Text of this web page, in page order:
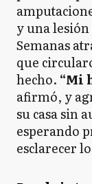
y una
Semanas
que
hecho. “Mi
afirmó, y
su casa sin
esperando
esclarecer